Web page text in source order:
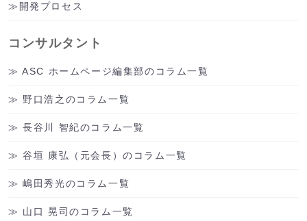
開発プロセス
コンサルタント
ASC ホームページ編集部のコラム一覧
野口浩之のコラム一覧
長谷川 智紀のコラム一覧
谷垣 康弘（元会長）のコラム一覧
嶋田秀光のコラム一覧
山口 晃司のコラム一覧